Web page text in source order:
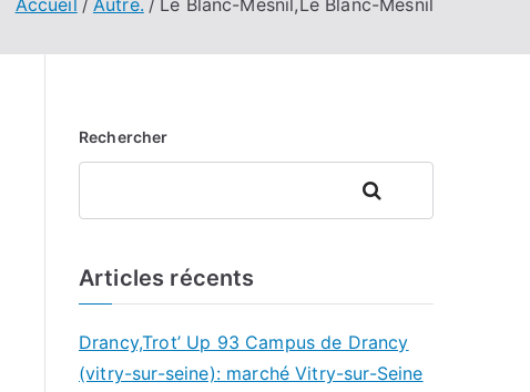
Rechercher
Rechercher
Articles récents
Drancy,Trot’ Up 93 Campus de Drancy
(vitry-sur-seine): marché Vitry-sur-Seine